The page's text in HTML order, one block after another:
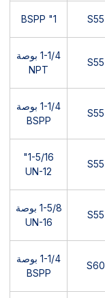
S55
1" BSPP
S55
1-1/4 بوصة
NPT
S55
1-1/4 بوصة
BSPP
S55
1-5/16"
UN-12
S55
1-5/8 بوصة
UN-16
S60
1-1/4 بوصة
BSPP